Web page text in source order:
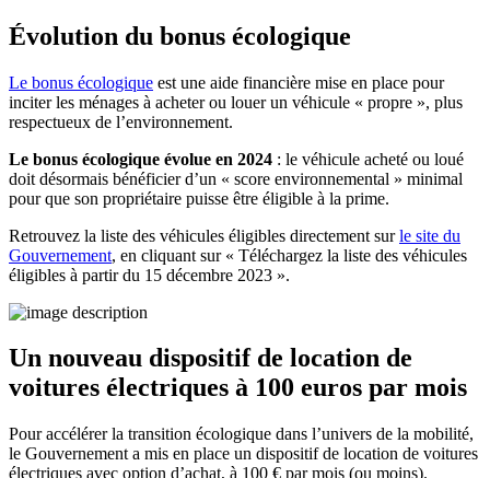
Évolution du bonus écologique
Le bonus écologique est une aide financière mise en place pour
inciter les ménages à acheter ou louer un véhicule « propre », plus
respectueux de l’environnement.
Le bonus écologique évolue en 2024 : le véhicule acheté ou loué
doit désormais bénéficier d’un « score environnemental » minimal
pour que son propriétaire puisse être éligible à la prime.
Retrouvez la liste des véhicules éligibles directement surle site du
Gouvernement, en cliquant sur « Téléchargez la liste des véhicules
éligibles à partir du 15 décembre 2023 ».
Un nouveau dispositif de location de
voitures électriques à 100 euros par mois
Pour accélérer la transition écologique dans l’univers de la mobilité,
le Gouvernement a mis en place un dispositif de location de voitures
électriques avec option d’achat, à 100 € par mois (ou moins).